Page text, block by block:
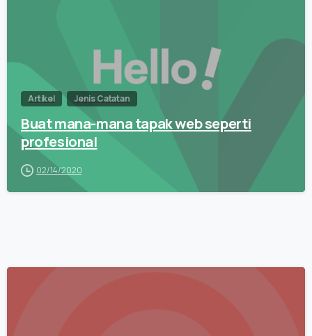
Artikel Jenis Catatan
Buat mana-mana tapak web seperti
profesional
02/14/2020